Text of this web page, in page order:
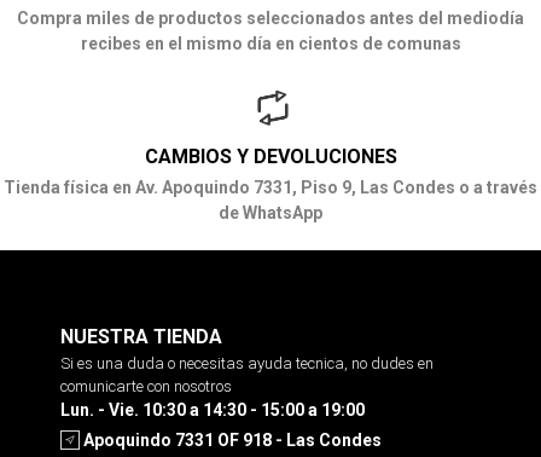
Compra miles de productos seleccionados antes del mediodía
recibes en el mismo día en cientos de comunas
CAMBIOS Y DEVOLUCIONES
Tienda física en Av. Apoquindo 7331, Piso 9, Las Condes o a través
de WhatsApp
NUESTRA TIENDA
Si es una duda o necesitas ayuda tecnica, no dudes en
comunicarte con nosotros
Lun. - Vie. 10:30 a 14:30 - 15:00 a 19:00
Apoquindo 7331 OF 918 - Las Condes